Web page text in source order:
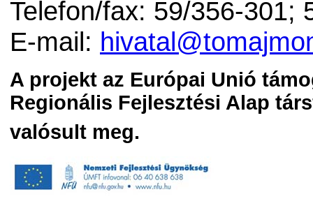
Telefon/fax: 59/356-301;
E-mail:
A projekt az Európai Unió
Regionális Fejlesztési Alap
valósult meg.